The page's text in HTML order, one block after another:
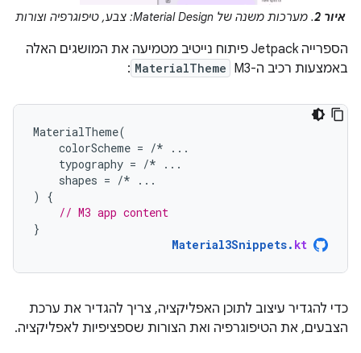
איור 2 . מערכות משנה של Material Design: צבע, טיפוגרפיה וצורות
הספרייה Jetpack פיתוח נייטיב מטמיעה את המושגים האלה
באמצעות רכיב ה-M3
MaterialTheme
:
MaterialTheme(
colorScheme = /*
...
typography = /*
...
shapes = /*
...
)
{
// M3 app content
}
Material3Snippets. kt
כדי להגדיר עיצוב לתוכן האפליקציה, צריך להגדיר את ערכת
הצבעים, את הטיפוגרפיה ואת הצורות שספציפיות לאפליקציה.